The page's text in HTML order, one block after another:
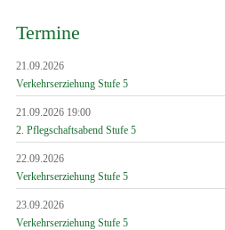
Termine
21.09.2026
Verkehrserziehung Stufe 5
21.09.2026 19:00
2. Pflegschaftsabend Stufe 5
22.09.2026
Verkehrserziehung Stufe 5
23.09.2026
Verkehrserziehung Stufe 5